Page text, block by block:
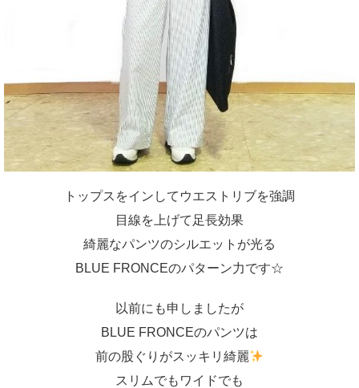
トップスをインしてウエストリブを強調
目線を上げて足長効果
綺麗なパンツのシルエットが光る
BLUE FRONCEのパターン力です☆
以前にも申しましたが
BLUE FRONCEのパンツは
前の股ぐりがスッキリ綺麗
スリムでもワイドでも